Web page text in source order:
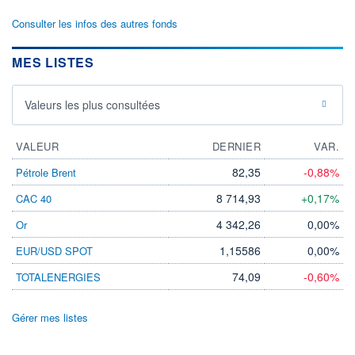
Consulter les infos des autres fonds
MES LISTES
Valeurs les plus consultées
VALEUR DERNIER
VAR.
Pétrole Brent
82,35 -0,88%
CAC 40 8 714,93 +0,17%
Or 4 342,26 0,00%
EUR/USD SPOT 1,15586 0,00%
TOTALENERGIES 74,09 -0,60%
Gérer mes listes